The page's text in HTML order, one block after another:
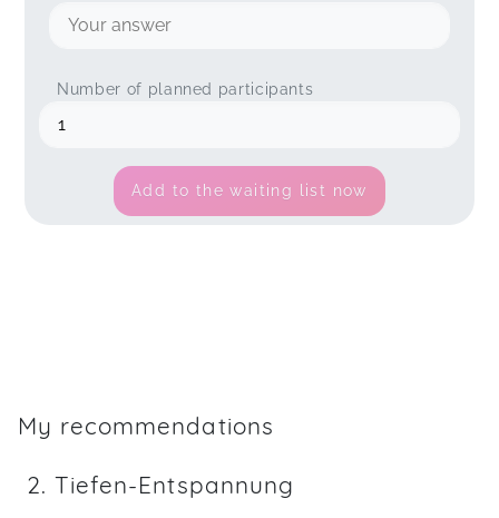
Number of planned participants
Add to the waiting list now
My recommendations
2. Tiefen-Entspannung